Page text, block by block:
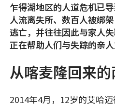
乍得湖地区的人道危机已
人流离失所、数百人被绑
逃亡，并往往因此与家人
正在帮助人们与失踪的亲人
从喀麦隆回来
2014年4月，12岁的艾哈